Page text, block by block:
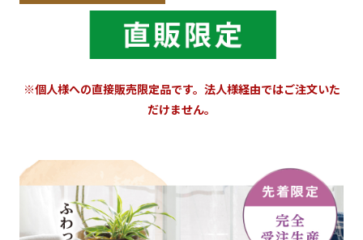
※個人様への直接販売限定品です。法人様経由ではご注文いた
だけません。